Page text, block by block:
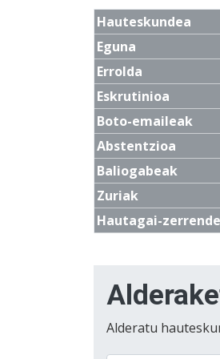
Hauteskundea
Eguna
Errolda
Eskrutinioa
Boto-emaileak
Abstentzioa
Baliogabeak
Zuriak
Hautagai-
Alderatu